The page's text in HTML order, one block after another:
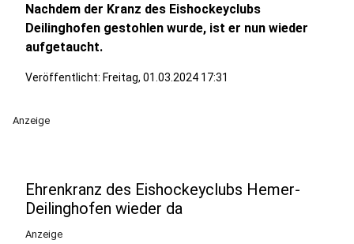
Nachdem der Kranz des Eishockeyclubs
Deilinghofen gestohlen wurde, ist er nun wieder
aufgetaucht.
Veröffentlicht: Freitag, 01.03.2024 17:31
Anzeige
Ehrenkranz des Eishockeyclubs Hemer-
Deilinghofen wieder da
Anzeige